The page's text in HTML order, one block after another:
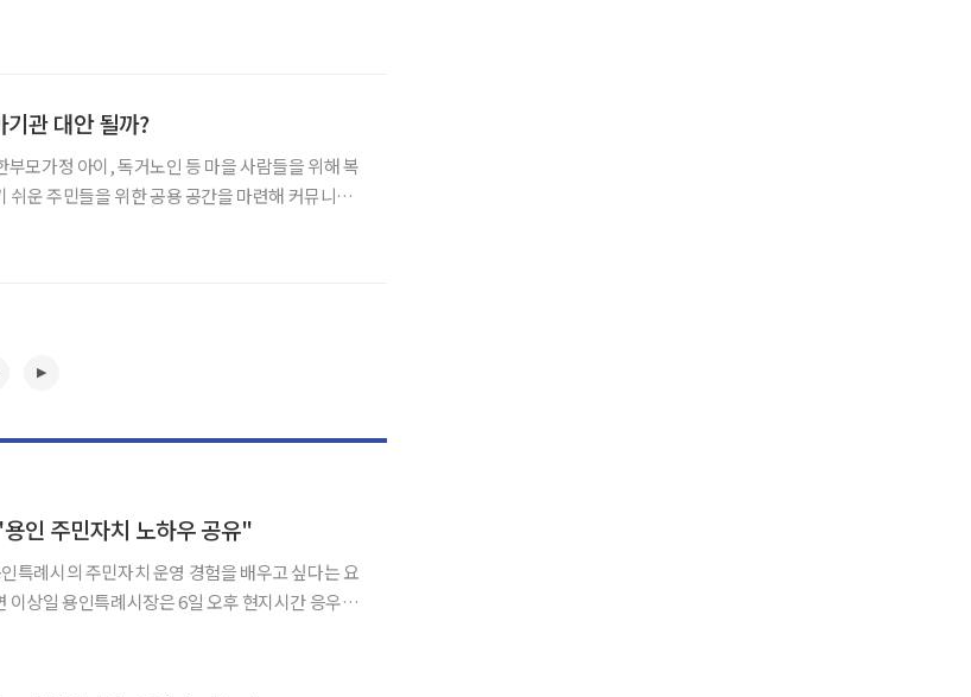
관 대안 될까?
모가정 아이, 독거노인 등 마을 사람들을 위해 복
쉬운 주민들을 위한 공용 공간을 마련해 커뮤니티를
인 주민자치 노하우 공유"
특례시의 주민자치 운영 경험을 배우고 싶다는 요